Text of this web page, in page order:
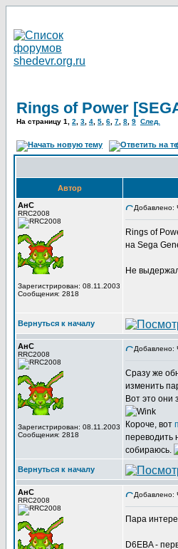
Rings of Power
На страницу 1 2 3 4 5 6 7 8 9 След.
Автор
АнС
RRC2008
Зарегистрирован: 08.11.2003
Сообщения: 2818
Добавлено:
Rings of
на Sega
Не
Вернуться к началу
АнС
RRC2008
Зарегистрирован: 08.11.2003
Сообщения: 2818
Добавлено:
Сразу же
изменить
Вот это они
Короче, вот
переводить
собираюсь.
Вернуться к началу
АнС
RRC2008
Добавлено:
Пара
D6EBA -